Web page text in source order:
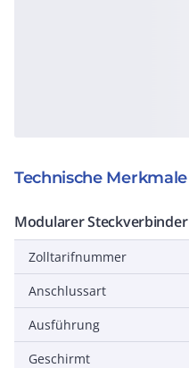
Technische Merkmale
Modularer Steckverbinder
Zolltarifnummer
Anschlussart
Ausführung
Geschirmt